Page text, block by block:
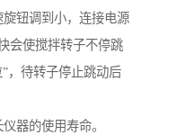
钮调到小，连接电源
会使搅拌转子不停跳
，待转子停止跳动后
器的使用寿命。